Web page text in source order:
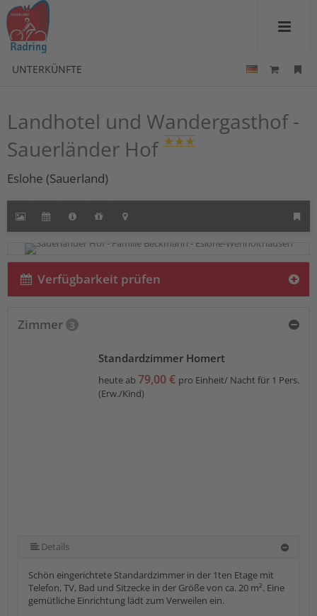
UNTERKÜNFTE
Landhotel und Wandergasthof -
Sauerländer Hof
Eslohe (Sauerland)
Verfügbarkeit prüfen
Zimmer 3
Standardzimmer Homert
heute ab 79,00 € pro Einheit/ Nacht für 1 Pers.
(Erw./Kind)
Details
Schön eingerichtete Standardzimmer in der 1ten Etage mit
Telefon, TV, Bad und Sitzecke in der Größe von ca. 20 m². Eine
gemütliche Einrichtung lädt zum Verweilen ein.